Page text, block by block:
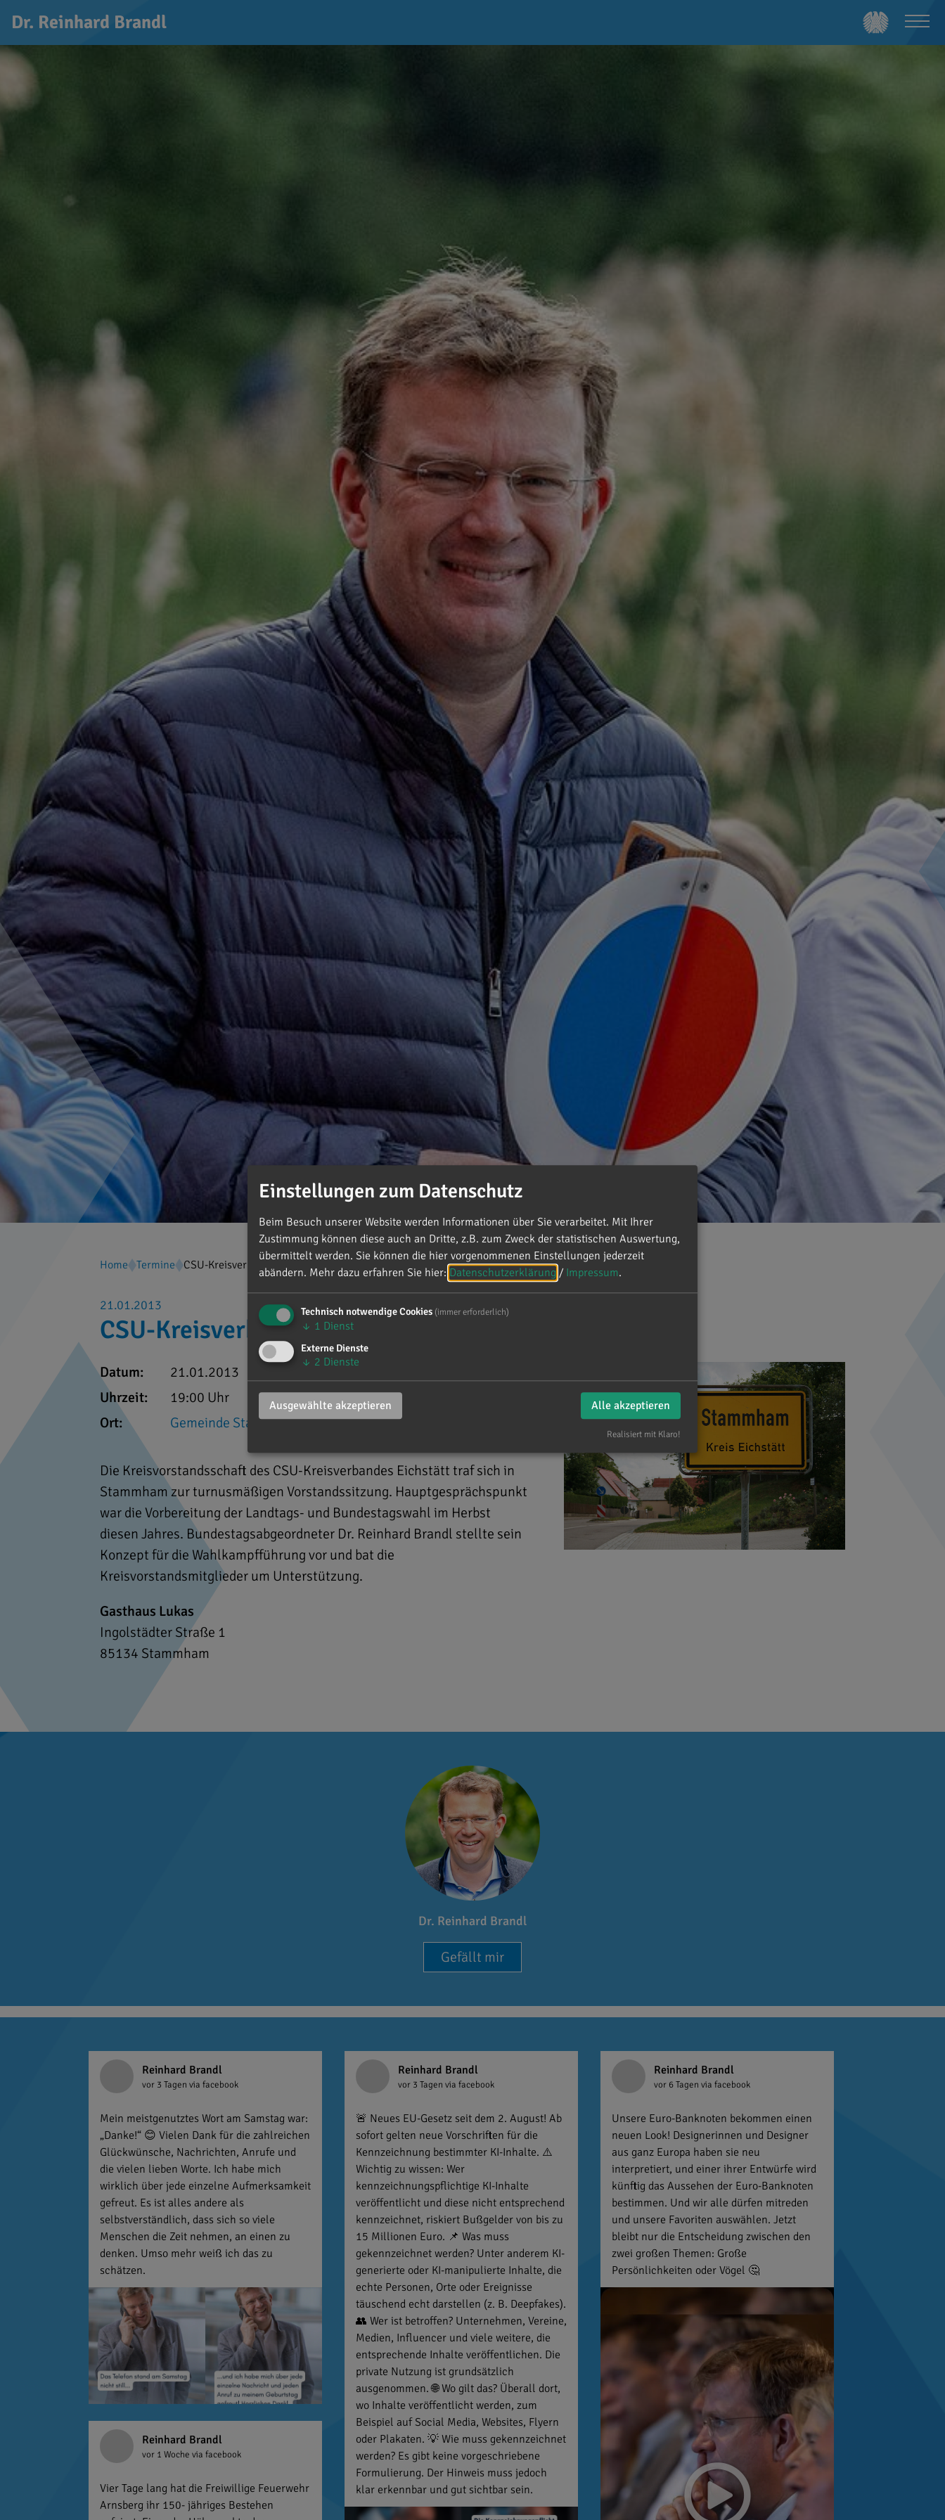
Dr. Reinhard Brandl
Home Termine CSU-Kreisverband Eichstätt
21.01.2013
CSU-Kreisverband Eichstätt
Datum:
21.01.2013
Uhrzeit:
19:00 Uhr
Ort:
Gemeinde Stammham
Die Kreisvorstandsschaft des CSU-Kreisverbandes Eichstätt traf sich in
Stammham zur turnusmäßigen Vorstandssitzung. Hauptgesprächspunkt
war die Vorbereitung der Landtags- und Bundestagswahl im Herbst
diesen Jahres. Bundestagsabgeordneter Dr. Reinhard Brandl stellte sein
Konzept für die Wahlkampfführung vor und bat die
Kreisvorstandsmitglieder um Unterstützung.
Gasthaus Lukas
Ingolstädter Straße 1
85134 Stammham
Dr. Reinhard Brandl
Gefällt mir
Reinhard Brandl
vor 3 Tagen via facebook
Mein meistgenutztes Wort am Samstag war:
„Danke!“ 😊 Vielen Dank für die zahlreichen
Glückwünsche, Nachrichten, Anrufe und
die vielen lieben Worte. Ich habe mich
wirklich über jede einzelne Aufmerksamkeit
gefreut. Es ist alles andere als
selbstverständlich, dass sich so viele
Menschen die Zeit nehmen, an einen zu
denken. Umso mehr weiß ich das zu
schätzen.
Reinhard Brandl
vor 3 Tagen via facebook
🚨 Neues EU-Gesetz seit dem 2. August! Ab
sofort gelten neue Vorschriften für die
Kennzeichnung bestimmter KI-Inhalte. ⚠️
Wichtig zu wissen: Wer
kennzeichnungspflichtige KI-Inhalte
veröffentlicht und diese nicht entsprechend
kennzeichnet, riskiert Bußgelder von bis zu
15 Millionen Euro. 📌 Was muss
gekennzeichnet werden? Unter anderem KI-
generierte oder KI-manipulierte Inhalte, die
echte Personen, Orte oder Ereignisse
täuschend echt darstellen (z. B. Deepfakes).
👥 Wer ist betroffen? Unternehmen, Vereine,
Medien, Influencer und viele weitere, die
entsprechende Inhalte veröffentlichen. Die
private Nutzung ist grundsätzlich
ausgenommen. 🌐 Wo gilt das? Überall dort,
wo Inhalte veröffentlicht werden, zum
Beispiel auf Social Media, Websites, Flyern
oder Plakaten. 💡 Wie muss gekennzeichnet
werden? Es gibt keine vorgeschriebene
Formulierung. Der Hinweis muss jedoch
klar erkennbar und gut sichtbar sein.
Reinhard Brandl
vor 6 Tagen via facebook
Unsere Euro-Banknoten bekommen einen
neuen Look! Designerinnen und Designer
aus ganz Europa haben sie neu
interpretiert, und einer ihrer Entwürfe wird
künftig das Aussehen der Euro-Banknoten
bestimmen. Und wir alle dürfen mitreden
und unsere Favoriten auswählen. Jetzt
bleibt nur die Entscheidung zwischen den
zwei großen Themen: Große
Persönlichkeiten oder Vögel 🤔
Reinhard Brandl
vor 1 Woche via facebook
Vier Tage lang hat die Freiwillige Feuerwehr
Arnsberg ihr 150- jähriges Bestehen
Einstellungen zum Datenschutz
Beim Besuch unserer Website werden Informationen über Sie verarbeitet. Mit Ihrer
Zustimmung können diese auch an Dritte, z.B. zum Zweck der statistischen Auswertung,
übermittelt werden. Sie können die hier vorgenommenen Einstellungen jederzeit
abändern. Mehr dazu erfahren Sie hier: Datenschutzerklärung / Impressum.
Technisch notwendige Cookies (immer erforderlich)
↓ 1 Dienst
Externe Dienste
↓ 2 Dienste
Ausgewählte akzeptieren Alle akzeptieren
Realisiert mit Klaro!